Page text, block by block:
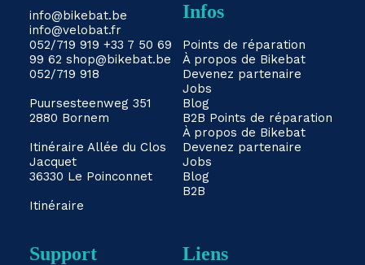
info@bikebat.be
info@velobat.fr
052/719 919 +33 7 50 69
99 62 shop@bikebat.be
052/719 918
Puursesteenweg 351
2880 Bornem
Itinéraire Allée du Clos
Jacquet
36330 Le Poinconnet
Itinéraire
Infos
Points de réparation
À propos de Bikebat
Devenez partenaire
Jobs
Blog
B2B Points de réparation
À propos de Bikebat
Devenez partenaire
Jobs
Blog
B2B
Support Liens